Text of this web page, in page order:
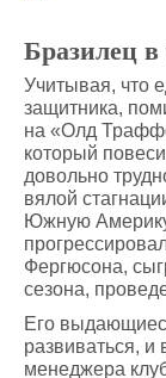
Бразилец в
Учитывая, что
защитника,
на «Олд
который
довольно
вялой
Южную
Фергюсона,
сезона,
Его
развиваться, и
менеджера